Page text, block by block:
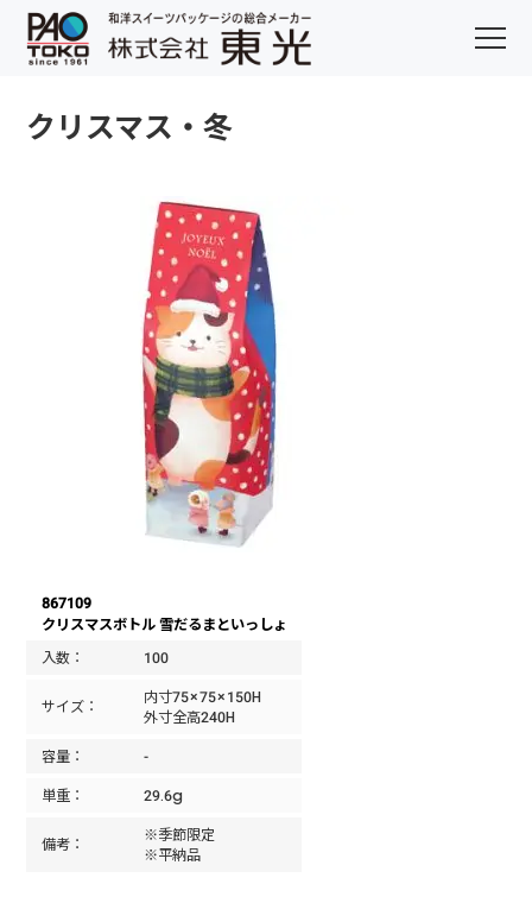
クリスマス・冬
867109
クリスマスボトル 雪だるまといっしょ
入数：
100
サイズ：
内寸75×75×150H
外寸全高240H
容量：
-
単重：
29.6g
備考：
※季節限定
※平納品